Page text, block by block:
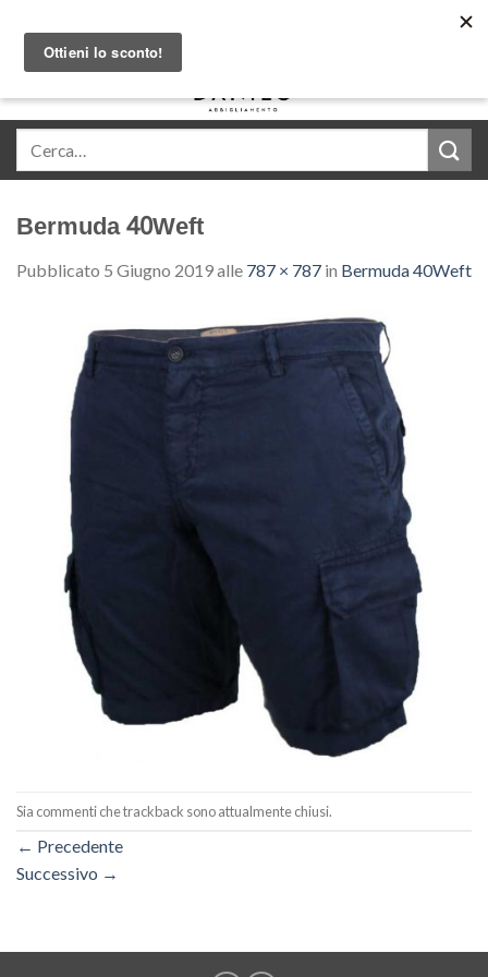
content
Bermuda 40Weft
Pubblicato 5 Giugno 2019alle 787 × 787 in Bermuda 40Weft
Sia commenti che trackback sono attualmente chiusi.
← Precedente
Successivo →